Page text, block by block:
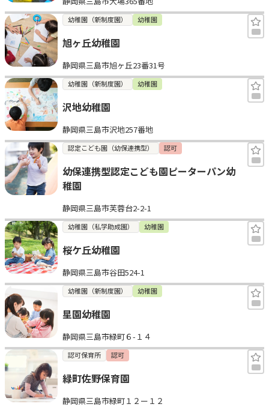
幼稚園（新制度園） 幼稚園
旭ヶ丘幼稚園
静岡県三島市旭ヶ丘23番31号
幼稚園（新制度園） 幼稚園
沢地幼稚園
静岡県三島市沢地257番地
認定こども園（幼保連携型） 認可
幼保連携型認定こども園ピーターパン幼
稚園
静岡県三島市芙蓉台2-2-1
幼稚園（私学助成園） 幼稚園
桜ケ丘幼稚園
静岡県三島市谷田524-1
幼稚園（新制度園） 幼稚園
星園幼稚園
静岡県三島市緑町６-１４
認可保育所 認可
緑町佐野保育園
静岡県三島市緑町１２ー１２